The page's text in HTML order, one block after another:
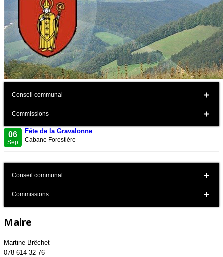
Conseil communal
Commissions
06
Sep
Fête de la Gravalonne
Cabane Forestière
Conseil communal
Commissions
Maire
Martine Brêchet
078 614 32 76